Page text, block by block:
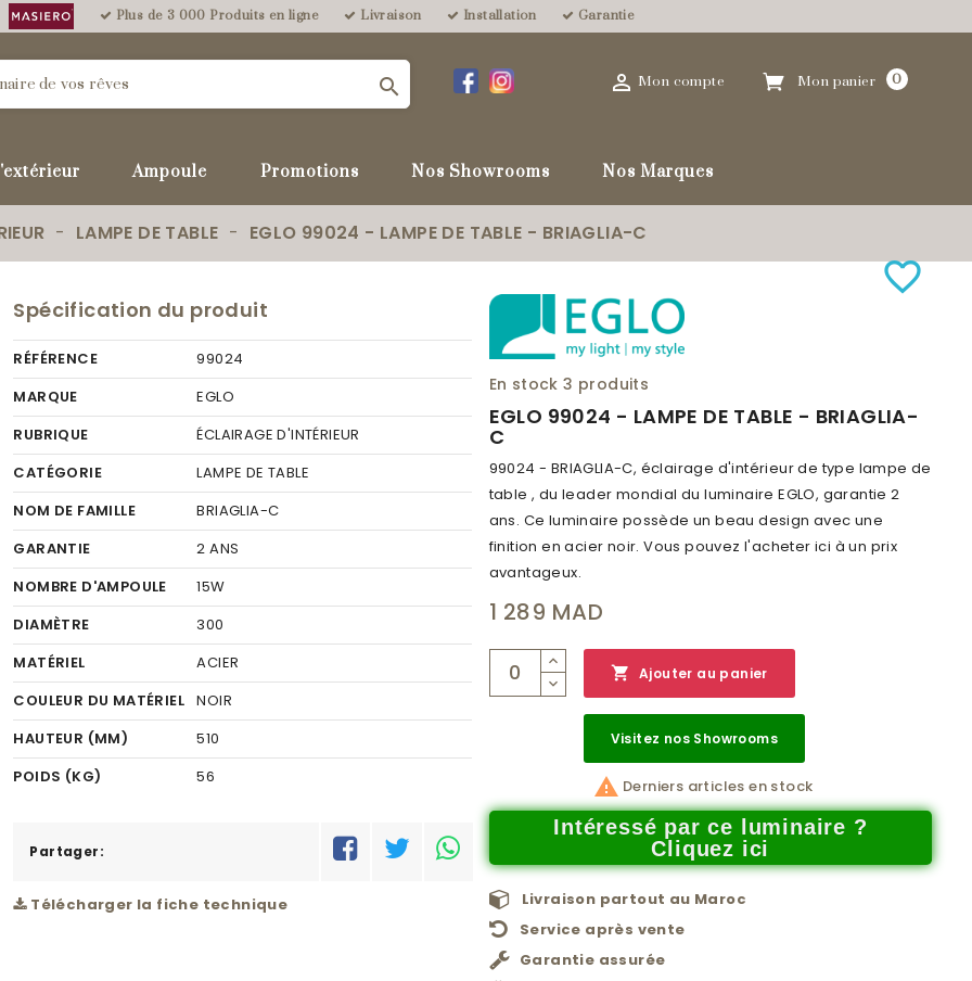
Plus de 3 000 Produits en ligne Livraison Installation Garantie
Mon panier 0
 Mon compte

Ampoule Promotions Nos Showrooms Nos Marques
LAMPE DE TABLE EGLO 99024 - LAMPE DE TABLE - BRIAGLIA-C
Spécification du produit
RÉFÉRENCE
99024
MARQUE
EGLO
RUBRIQUE
ÉCLAIRAGE D'INTÉRIEUR
CATÉGORIE
LAMPE DE TABLE
NOM DE FAMILLE
BRIAGLIA-C
GARANTIE
2 ANS
NOMBRE D'AMPOULE
15W
DIAMÈTRE
300
MATÉRIEL
ACIER
COULEUR DU MATÉRIEL NOIR
HAUTEUR (MM)
510
POIDS (KG)
56
Partager:
Télécharger la fiche technique
En stock 3 produits
EGLO 99024 - LAMPE DE TABLE - BRIAGLIA-
C
99024 - BRIAGLIA-C, éclairage d'intérieur de type lampe de
table , du leader mondial du luminaire EGLO, garantie 2
ans. Ce luminaire possède un beau design avec une
finition en acier noir. Vous pouvez l'acheter ici à un prix
avantageux.
favorite_border
1 289 MAD
 Ajouter au panier
Visitez nos Showrooms
 Derniers articles en stock
Intéressé par ce luminaire ?
Cliquez ici
Livraison partout au Maroc
Service après vente
Garantie assurée